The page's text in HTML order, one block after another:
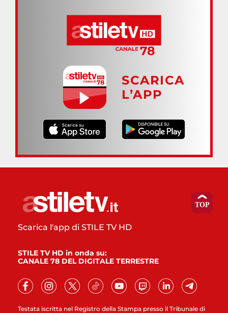
SCARICA
L’APP
Testata iscritta nel Registro della Stampa presso il Tribunale di
Scarica l'app di STILE TV HD
STILE TV HD in onda su:
CANALE 78 DEL DIGITALE TERRESTRE